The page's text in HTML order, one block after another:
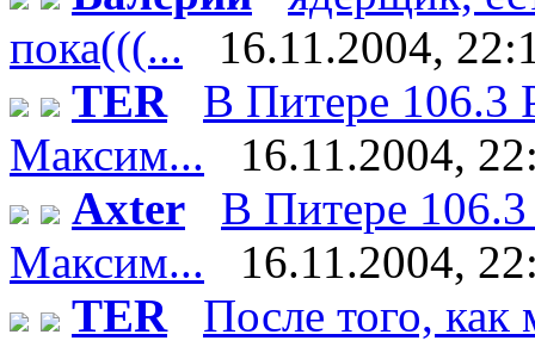
пока(((...
16.11.2004,
TER
В Питере 106.3
Максим...
16.11.2004,
Axter
В Питере
Максим...
16.11.2004,
TER
После того,